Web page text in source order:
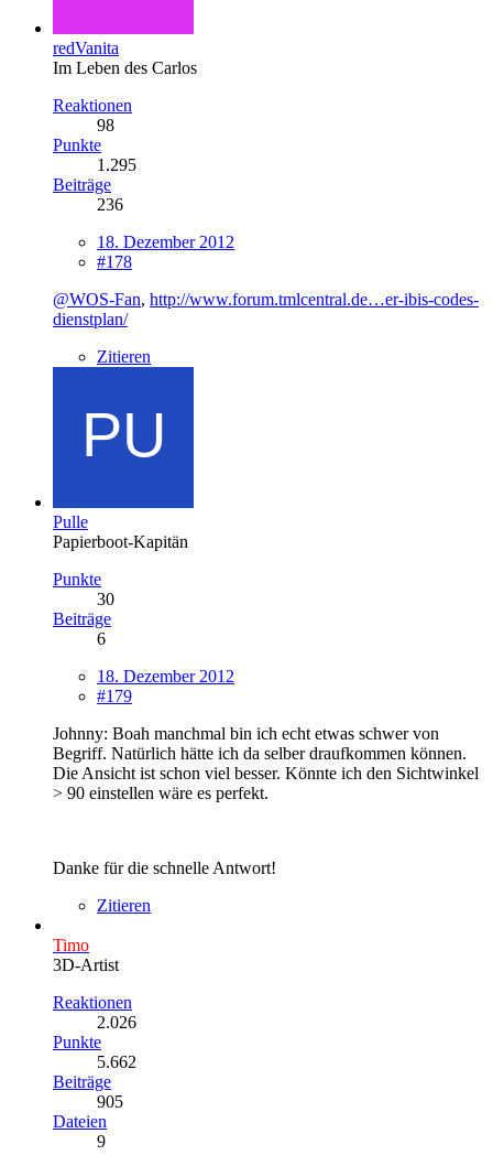
redVanita
Im Leben des Carlos
Reaktionen
98
Punkte
1.295
Beiträge
236
18. Dezember 2012
#178
@WOS-Fan, http://www.forum.tmlcentral.de…er-ibis-codes-
dienstplan/
Zitieren
Pulle
Papierboot-Kapitän
Punkte
30
Beiträge
6
18. Dezember 2012
#179
Johnny: Boah manchmal bin ich echt etwas schwer von
Begriff. Natürlich hätte ich da selber draufkommen können.
Die Ansicht ist schon viel besser. Könnte ich den Sichtwinkel
> 90 einstellen wäre es perfekt.
Danke für die schnelle Antwort!
Zitieren
Timo
3D-Artist
Reaktionen
2.026
Punkte
5.662
Beiträge
905
Dateien
9